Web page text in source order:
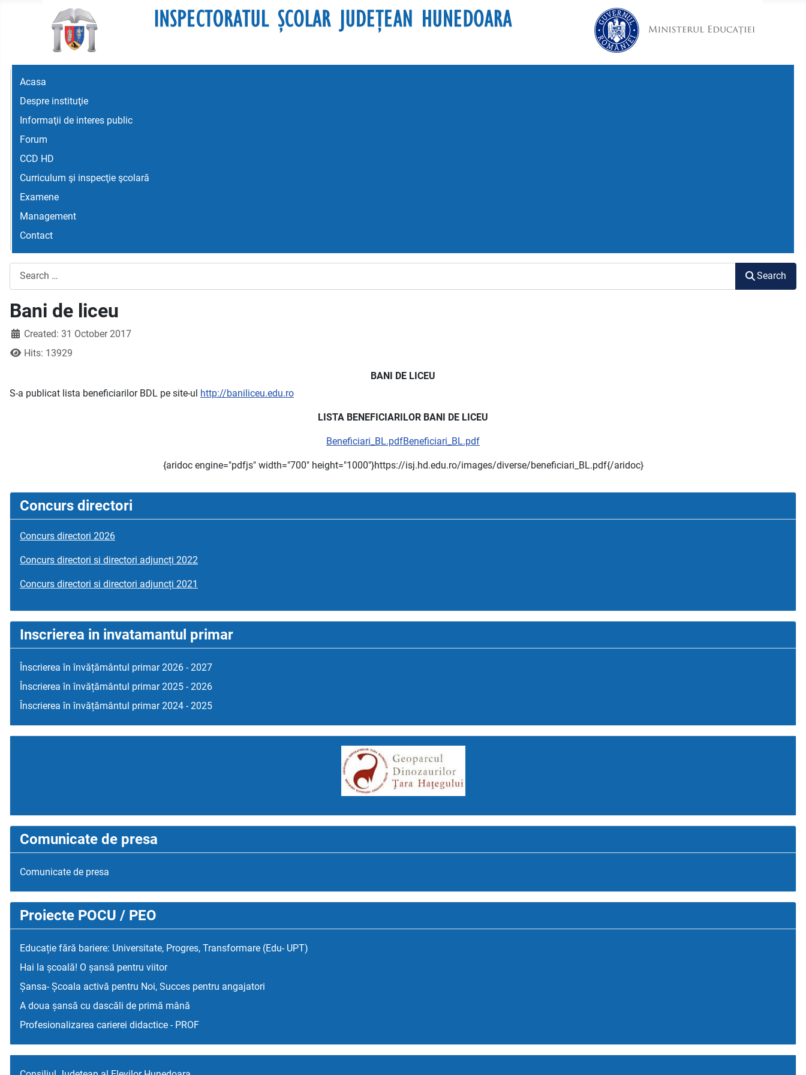
Acasa
Despre instituţie
Informaţii de interes public
Forum
CCD HD
Curriculum şi inspecţie şcolară
Examene
Management
Contact
Search
Bani de liceu
Created: 31 October 2017
Hits: 13929
BANI DE LICEU
S-a publicat lista beneficiarilor BDL pe site-ul http://baniliceu.edu.ro
LISTA BENEFICIARILOR BANI DE LICEU
Beneficiari_BL.pdfBeneficiari_BL.pdf
{aridoc engine="pdfjs" width="700" height="1000"}https://isj.hd.edu.ro/images/diverse/beneficiari_BL.pdf{/aridoc}
Concurs directori
Concurs directori 2026
Concurs directori si directori adjuncți 2022
Concurs directori si directori adjuncți 2021
Inscrierea in invatamantul primar
Înscrierea în învățământul primar 2026 - 2027
Înscrierea în învățământul primar 2025 - 2026
Înscrierea în învățământul primar 2024 - 2025
Comunicate de presa
Comunicate de presa
Proiecte POCU / PEO
Educație fără bariere: Universitate, Progres, Transformare (Edu- UPT)
Hai la școală! O șansă pentru viitor
Șansa- Școala activă pentru Noi, Succes pentru angajatori
A doua șansă cu dascăli de primă mână
Profesionalizarea carierei didactice - PROF